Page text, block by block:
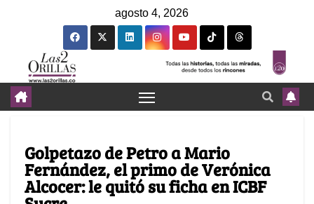
agosto 4, 2026
Golpetazo de Petro a Mario
Fernández, el primo de Verónica
Alcocer: le quitó su ficha en ICBF